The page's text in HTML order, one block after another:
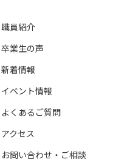
職員紹介
卒業生の声
新着情報
イベント情報
よくあるご質問
アクセス
お問い合わせ・ご相談